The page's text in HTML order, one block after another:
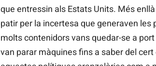
que entressin als Estats Units. Més
patir per la incertesa que generaven les
molts contenidors vans quedar-se a
van parar màquines fins a saber del